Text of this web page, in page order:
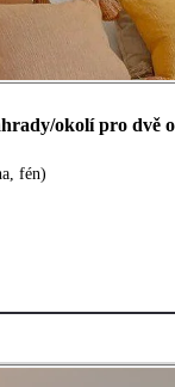
okolí pro dvě
fén)